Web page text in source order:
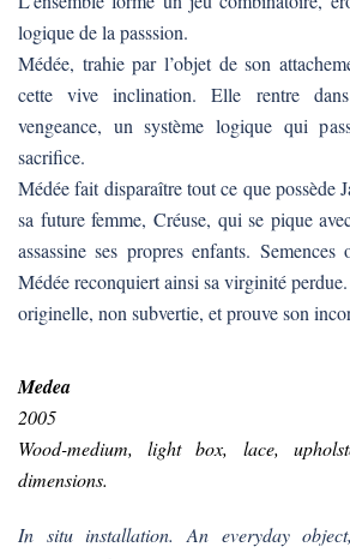
logique de la passsion.
Médée, trahie par l’objet de son
cette vive inclination. Elle rentre
vengeance, un système logique qui
sacrifice.
Médée fait disparaître tout ce que possède
sa future femme, Créuse, qui se pique
assassine ses propres enfants.
Médée reconquiert ainsi sa virginité
originelle, non subvertie, et prouve son
Medea
2005
Wood-medium, light box, lace,
dimensions.
In situ installation. An everyday